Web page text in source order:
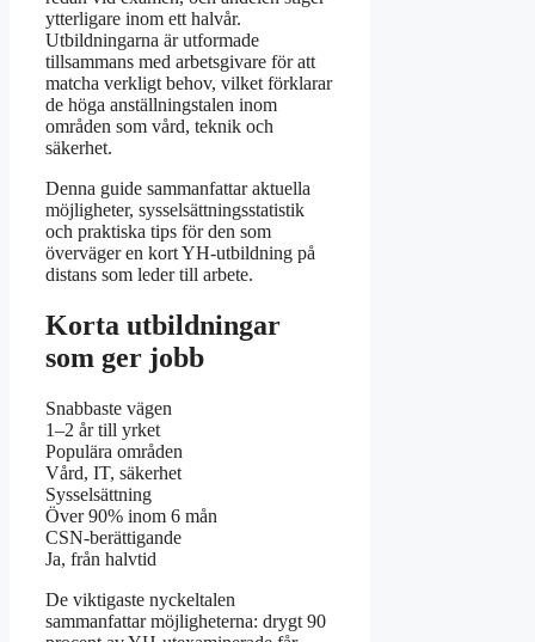
ytterligare inom ett halvår.
Utbildningarna är utformade
tillsammans med arbetsgivare för att
matcha verkligt behov, vilket förklarar
de höga anställningstalen inom
områden som vård, teknik och
säkerhet.
Denna guide sammanfattar aktuella
möjligheter, sysselsättningsstatistik
och praktiska tips för den som
överväger en kort YH-utbildning på
distans som leder till arbete.
Korta utbildningar
som ger jobb
Snabbaste vägen
1–2 år till yrket
Populära områden
Vård, IT, säkerhet
Sysselsättning
Över 90% inom 6 mån
CSN-berättigande
Ja, från halvtid
De viktigaste nyckeltalen
sammanfattar möjligheterna: drygt 90